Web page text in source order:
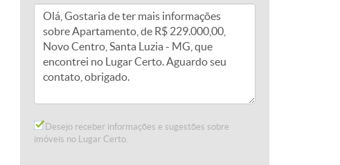
Desejo receber informações e sugestões sobre
imóveis no Lugar Certo.